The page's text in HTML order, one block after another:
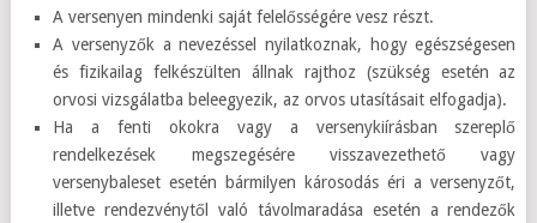
A versenyen mindenki saját felelősségére vesz részt.
A versenyzők a nevezéssel nyilatkoznak, hogy egészségesen
és fizikailag felkészülten állnak rajthoz (szükség esetén az
orvosi vizsgálatba beleegyezik, az orvos utasításait elfogadja).
Ha a fenti okokra vagy a versenykiírásban szereplő
rendelkezések megszegésére visszavezethető vagy
versenybaleset esetén bármilyen károsodás éri a versenyzőt,
illetve rendezvénytől való távolmaradása esetén a rendezők